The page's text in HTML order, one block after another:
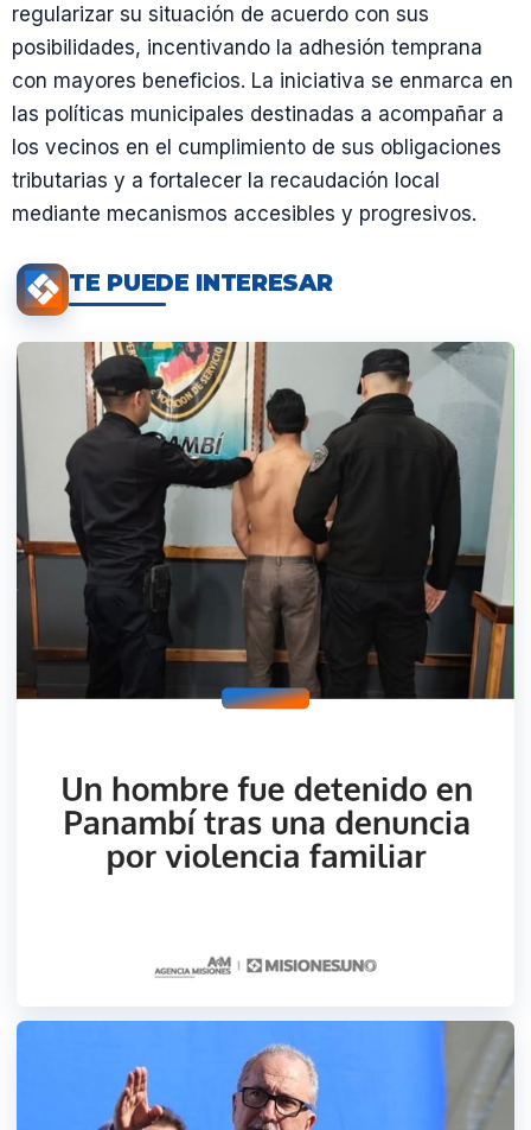
regularizar su situación de acuerdo con sus
posibilidades, incentivando la adhesión temprana
con mayores beneficios. La iniciativa se enmarca en
las políticas municipales destinadas a acompañar a
los vecinos en el cumplimiento de sus obligaciones
tributarias y a fortalecer la recaudación local
mediante mecanismos accesibles y progresivos.
TE PUEDE INTERESAR